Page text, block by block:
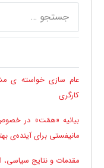
برای:
عام سازی خواسته ی
کارگری
بیانیه «همّت» در خصوص
مانیفستی برای آینده‌ی
مقدمات و نتایج سیاسی،